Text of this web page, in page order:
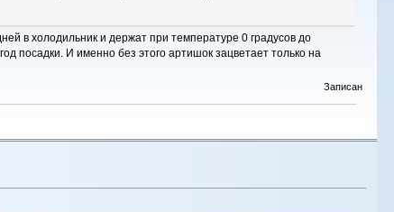
в холодильник и держат при температуре 0 градусов до
посадки. И именно без этого артишок зацветает только на
Записан